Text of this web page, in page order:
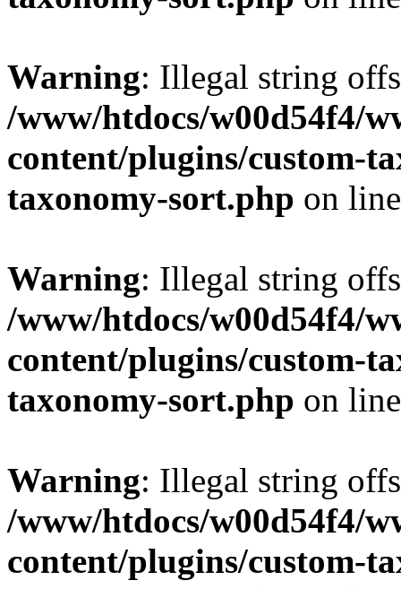
Warning: Illegal string
/www/htdocs/w00d54f4/
content/plugins/custom-
taxonomy-sort.php on
Warning: Illegal string
/www/htdocs/w00d54f4/
content/plugins/custom-
taxonomy-sort.php on
Warning: Illegal string
/www/htdocs/w00d54f4/
content/plugins/custom-